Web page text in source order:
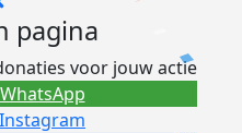
pagina
voor jouw actie